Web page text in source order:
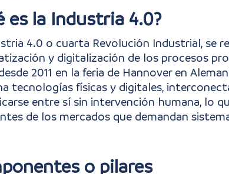
4.0
4.0 integra tecnologías digitales y
es la Industria 4.0?
4.0 o cuarta Revolución Industrial, se
y digitalización de los procesos
2011 en la feria de Hannover en
tecnologías físicas y digitales,
entre sí sin intervención humana, lo
de los mercados que demandan
o pilares